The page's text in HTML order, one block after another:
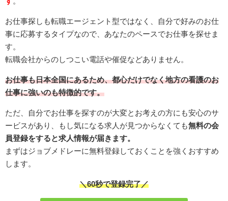
お仕事探しも転職エージェント型ではなく、自分で好みのお仕
事に応募するタイプなので、あなたのペースでお仕事を探せま
す。
転職会社からのしつこい電話や催促などありません。
お仕事も日本全国にあるため、都心だけでなく地方の看護のお
仕事に強いのも特徴的です。
ただ、自分でお仕事を探すのが大変とお考えの方にも安心のサ
ービスがあり、もし気になる求人が見つからなくても無料の会
員登録をすると求人情報が届きます。
まずはジョブメドレーに無料登録しておくことを強くおすすめ
します。
＼60秒で登録完了／